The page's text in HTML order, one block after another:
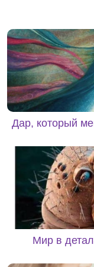
Дар, который
Мир в